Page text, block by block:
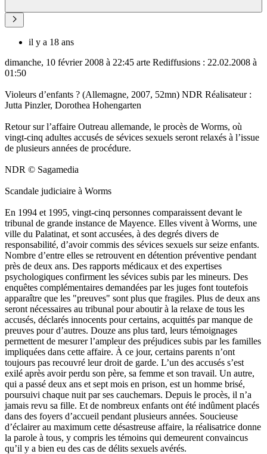
il y a 18 ans
dimanche, 10 février 2008 à 22:45 arte Rediffusions : 22.02.2008 à
01:50
Violeurs d’enfants ? (Allemagne, 2007, 52mn) NDR Réalisateur :
Jutta Pinzler, Dorothea Hohengarten
Retour sur l’affaire Outreau allemande, le procès de Worms, où
vingt-cinq adultes accusés de sévices sexuels seront relaxés à l’issue
de plusieurs années de procédure.
NDR © Sagamedia
Scandale judiciaire à Worms
En 1994 et 1995, vingt-cinq personnes comparaissent devant le
tribunal de grande instance de Mayence. Elles vivent à Worms, une
ville du Palatinat, et sont accusées, à des degrés divers de
responsabilité, d’avoir commis des sévices sexuels sur seize enfants.
Nombre d’entre elles se retrouvent en détention préventive pendant
près de deux ans. Des rapports médicaux et des expertises
psychologiques confirment les sévices subis par les mineurs. Des
enquêtes complémentaires demandées par les juges font toutefois
apparaître que les "preuves" sont plus que fragiles. Plus de deux ans
seront nécessaires au tribunal pour aboutir à la relaxe de tous les
accusés, déclarés innocents pour certains, acquittés par manque de
preuves pour d’autres. Douze ans plus tard, leurs témoignages
permettent de mesurer l’ampleur des préjudices subis par les familles
impliquées dans cette affaire. À ce jour, certains parents n’ont
toujours pas recouvré leur droit de garde. L’un des accusés s’est
exilé après avoir perdu son père, sa femme et son travail. Un autre,
qui a passé deux ans et sept mois en prison, est un homme brisé,
poursuivi chaque nuit par ses cauchemars. Depuis le procès, il n’a
jamais revu sa fille. Et de nombreux enfants ont été indûment placés
dans des foyers d’accueil pendant plusieurs années. Soucieuse
d’éclairer au maximum cette désastreuse affaire, la réalisatrice donne
la parole à tous, y compris les témoins qui demeurent convaincus
qu’il y a bien eu des cas de délits sexuels avérés.